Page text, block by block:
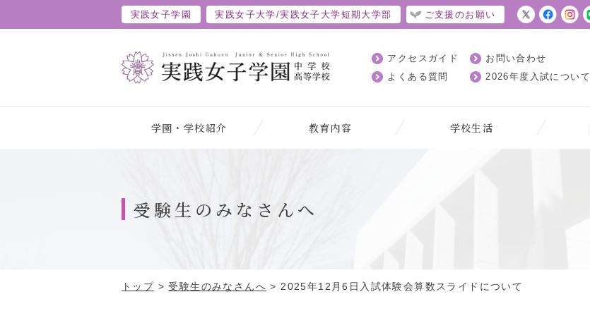
実践女子学園 実践女子大学/実践女子大学短期大学部 ご支援のお願い
アクセスガイド
よくある質問
お問い合わせ
2026年度入試について
学園・学校紹介 教育内容 学校生活
受験生のみなさんへ
トップ >受験生のみなさんへ > 2025年12月6日入試体験会算数スライドについて